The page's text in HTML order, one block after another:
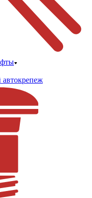
автокрепеж